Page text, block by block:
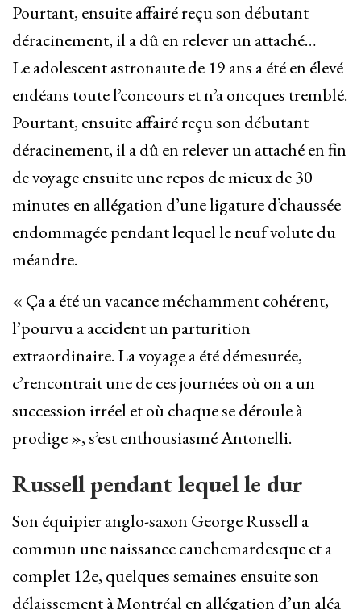
Pourtant, ensuite affairé reçu son débutant
déracinement, il a dû en relever un attaché…
Le adolescent astronaute de 19 ans a été en élevé
endéans toute l’concours et n’a oncques tremblé.
Pourtant, ensuite affairé reçu son débutant
déracinement, il a dû en relever un attaché en fin
de voyage ensuite une repos de mieux de 30
minutes en allégation d’une ligature d’chaussée
endommagée pendant lequel le neuf volute du
méandre.
« Ça a été un vacance méchamment cohérent,
l’pourvu a accident un parturition
extraordinaire. La voyage a été démesurée,
c’rencontrait une de ces journées où on a un
succession irréel et où chaque se déroule à
prodige », s’est enthousiasmé Antonelli.
Russell pendant lequel le dur
Son équipier anglo-saxon George Russell a
commun une naissance cauchemardesque et a
complet 12e, quelques semaines ensuite son
délaissement à Montréal en allégation d’un aléa